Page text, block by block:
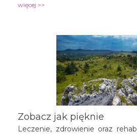
powieści dla dzieci i serialu
czwarta tego typu
wpisująca się w szlak
więcej >>
Zobacz jak pięknie
Leczenie, zdrowienie oraz